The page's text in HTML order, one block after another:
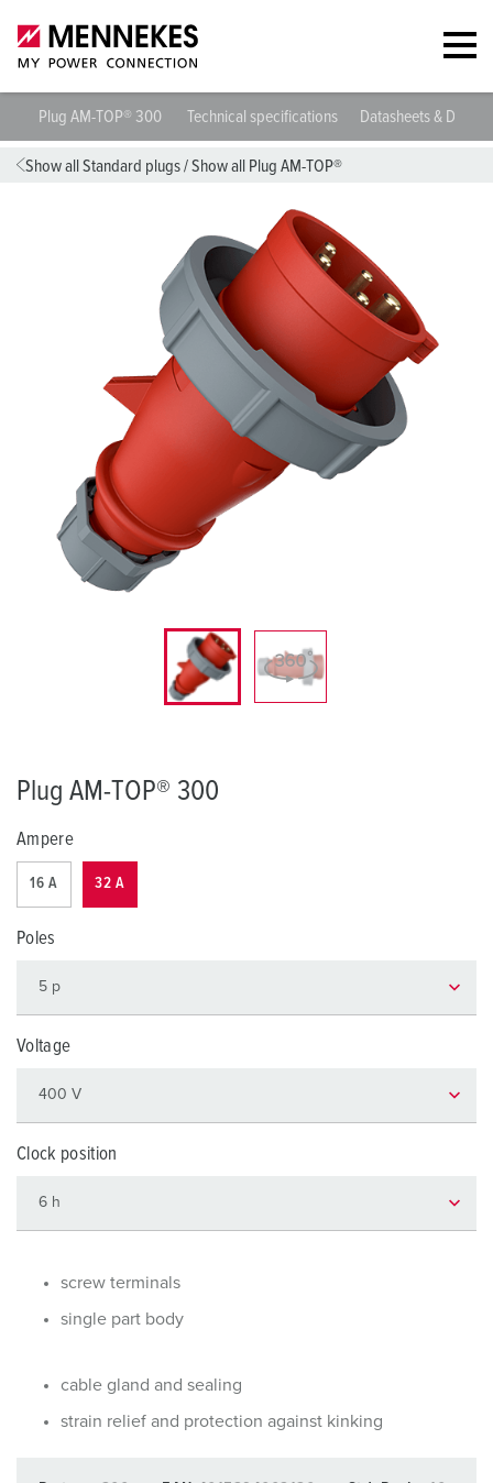
Plug AM-TOP® 300 Technical specifications Datasheets &
Show all Standard plugs/Show all Plug AM-TOP®
Plug AM-TOP® 300
Ampere
16 A 32 A
Poles
Voltage
Clock position
screw terminals
single part body
cable gland and sealing
strain relief and protection against kinking